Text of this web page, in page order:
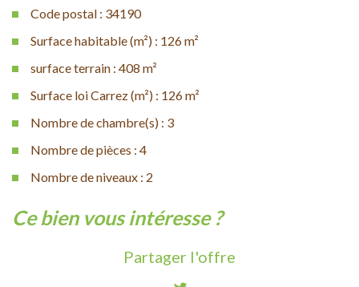
Code postal : 34190
Surface habitable (m²) : 126 m²
surface terrain : 408 m²
Surface loi Carrez (m²) : 126 m²
Nombre de chambre(s) : 3
Nombre de pièces : 4
Nombre de niveaux : 2
la ville de cazilhac (34190)
ce bien vous intéresse ?
Partager l'offre